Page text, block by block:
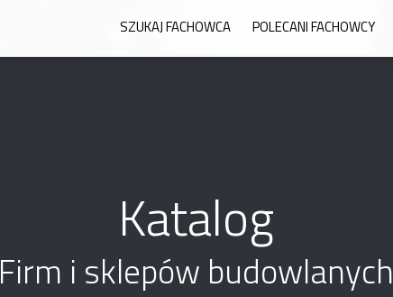
SZUKAJ FACHOWCA POLECANI FACHOWCY
Katalog
Firm i sklepów budowlanych